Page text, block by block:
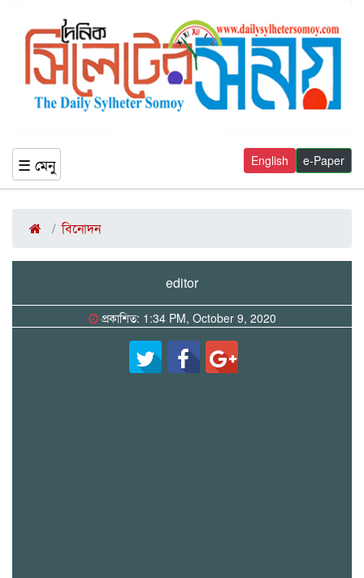
☰ মেনু e-Paper
English
বিনোদন
editor
প্রকাশিত: 1:34 PM, October 9, 2020